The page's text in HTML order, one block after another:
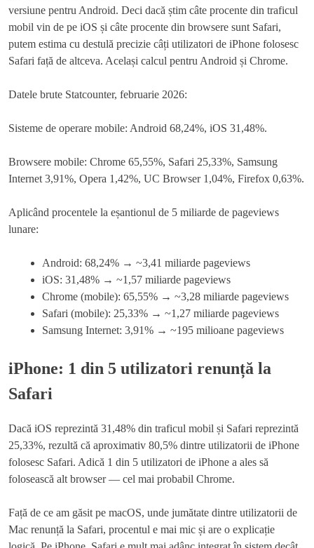
versiune pentru Android. Deci dacă știm câte procente din traficul
mobil vin de pe iOS și câte procente din browsere sunt Safari,
putem estima cu destulă precizie câți utilizatori de iPhone folosesc
Safari față de altceva. Același calcul pentru Android și Chrome.
Datele brute Statcounter, februarie 2026:
Sisteme de operare mobile: Android 68,24%, iOS 31,48%.
Browsere mobile: Chrome 65,55%, Safari 25,33%, Samsung
Internet 3,91%, Opera 1,42%, UC Browser 1,04%, Firefox 0,63%.
Aplicând procentele la eșantionul de 5 miliarde de pageviews
lunare:
Android: 68,24% → ~3,41 miliarde pageviews
iOS: 31,48% → ~1,57 miliarde pageviews
Chrome (mobile): 65,55% → ~3,28 miliarde pageviews
Safari (mobile): 25,33% → ~1,27 miliarde pageviews
Samsung Internet: 3,91% → ~195 milioane pageviews
iPhone: 1 din 5 utilizatori renunță la
Safari
Dacă iOS reprezintă 31,48% din traficul mobil și Safari reprezintă
25,33%, rezultă că aproximativ 80,5% dintre utilizatorii de iPhone
folosesc Safari. Adică 1 din 5 utilizatori de iPhone a ales să
folosească alt browser — cel mai probabil Chrome.
Față de ce am găsit pe macOS, unde jumătate dintre utilizatorii de
Mac renunță la Safari, procentul e mai mic și are o explicație